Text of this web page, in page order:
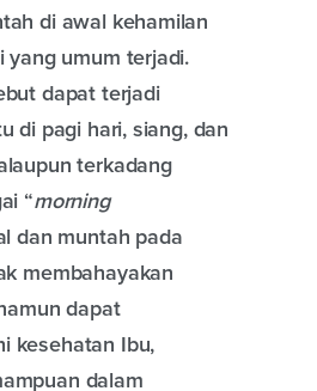
di awal kehamilan
yang umum terjadi.
dapat terjadi
di pagi hari, siang, dan
terkadang
“morning
dan muntah pada
membahayakan
dapat
kesehatan Ibu,
dalam